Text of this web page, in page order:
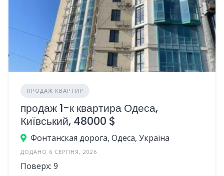
ПРОДАЖ КВАРТИР
продаж 1-к квартира Одеса,
Київський, 48000 $
Фонтанская дорога, Одеса, Україна
ДОДАНО 6 СЕРПНЯ, 2026
Поверх: 9